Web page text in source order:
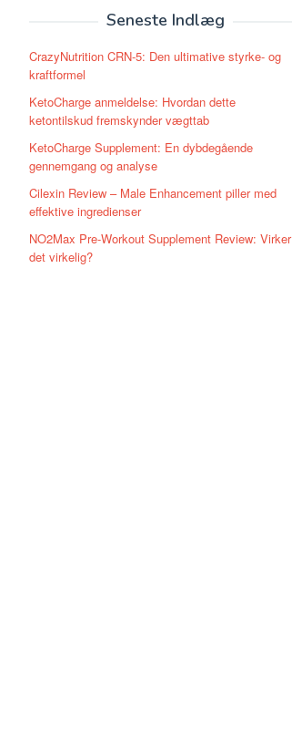
Seneste Indlæg
CrazyNutrition CRN-5: Den ultimative styrke- og
kraftformel
KetoCharge anmeldelse: Hvordan dette
ketontilskud fremskynder vægttab
KetoCharge Supplement: En dybdegående
gennemgang og analyse
Cilexin Review – Male Enhancement piller med
effektive ingredienser
NO2Max Pre-Workout Supplement Review: Virker
det virkelig?